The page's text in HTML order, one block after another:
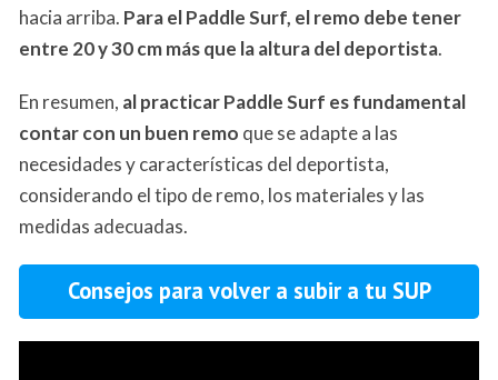
hacia arriba. Para el Paddle Surf, el remo debe tener
entre 20 y 30 cm más que la altura del deportista.
En resumen, al practicar Paddle Surf es fundamental
contar con un buen remo que se adapte a las
necesidades y características del deportista,
considerando el tipo de remo, los materiales y las
medidas adecuadas.
Consejos para volver a subir a tu SUP